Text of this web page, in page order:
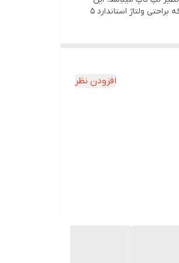
محصول توانایی تامین برق تجهیزاتی که نیاز به برق تغذیه 12 ولت دارند تا جریان 1 آمپر را دارد. در قسمت USB محصول یک چیپ افزاینده ولتاژ قرار داده شده که براحتی ولتاژ استاندارد 5
افزودن نظر